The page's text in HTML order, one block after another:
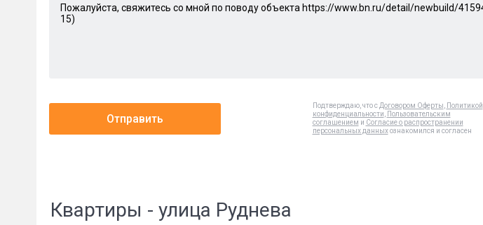
Отправить
Подтверждаю, что с Договором Оферты
Политикой
конфиденциальности
Пользовательским
соглашением и Согласие о распространении
персональных данныхознакомился и согласен
Квартиры - улица Руднева